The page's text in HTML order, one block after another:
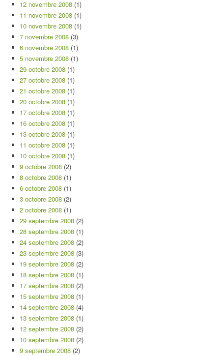
12 novembre 2008 (1)
11 novembre 2008 (1)
10 novembre 2008 (1)
7 novembre 2008 (3)
6 novembre 2008 (1)
5 novembre 2008 (1)
29 octobre 2008 (1)
27 octobre 2008 (1)
21 octobre 2008 (1)
20 octobre 2008 (1)
17 octobre 2008 (1)
16 octobre 2008 (1)
13 octobre 2008 (1)
11 octobre 2008 (1)
10 octobre 2008 (1)
9 octobre 2008 (2)
8 octobre 2008 (1)
6 octobre 2008 (1)
3 octobre 2008 (2)
2 octobre 2008 (1)
29 septembre 2008 (2)
28 septembre 2008 (1)
24 septembre 2008 (2)
23 septembre 2008 (3)
19 septembre 2008 (2)
18 septembre 2008 (1)
17 septembre 2008 (2)
15 septembre 2008 (1)
14 septembre 2008 (4)
13 septembre 2008 (1)
12 septembre 2008 (2)
10 septembre 2008 (2)
9 septembre 2008 (2)